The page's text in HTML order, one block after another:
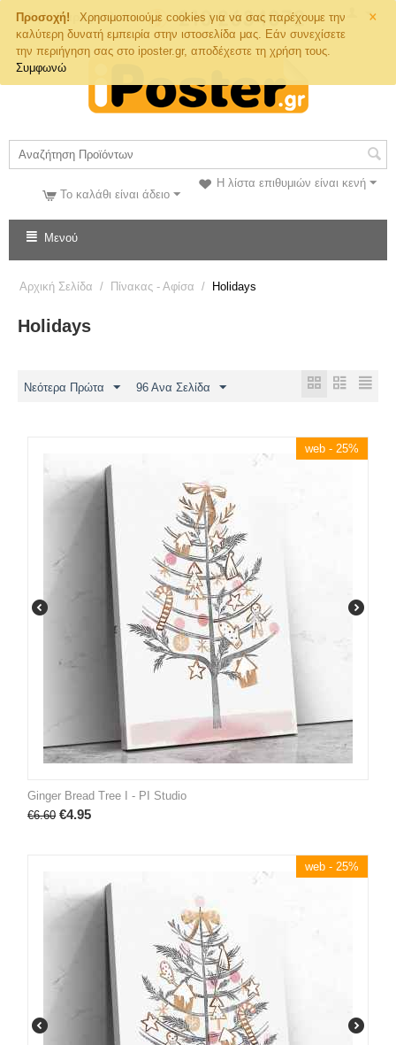
×
Προσοχή!
Χρησιμοποιούμε cookies για να σας παρέχουμε την
καλύτερη δυνατή εμπειρία στην ιστοσελίδα μας. Εάν συνεχίσετε
την περιήγηση σας στο iposter.gr, αποδέχεστε τη χρήση τους.
Συμφωνώ
Τηλ. Παραγγελιών
Η λίστα επιθυμιών είναι κενή
Το καλάθι είναι άδειο
Μενού
Αρχική Σελίδα / Πίνακας - Αφίσα / Holidays
Holidays
Νεότερα Πρώτα 96 Ανα Σελίδα
web - 25%
Ginger Bread Tree I - PI Studio
€6.60 €4.95
web - 25%